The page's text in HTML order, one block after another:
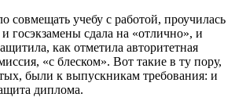
совмещать учебу с работой, проучилась
госэкзамены сдала на «отлично», и
как отметила авторитетная
«с блеском». Вот такие в ту пору,
были к выпускникам требования: и
диплома.